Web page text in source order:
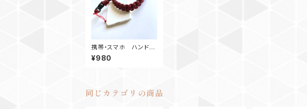
携帯・スマホ ハンドス
¥980
同じカテゴリの商品